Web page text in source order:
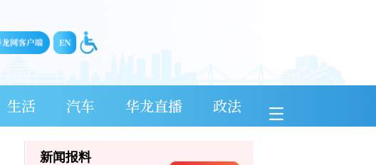
生活 汽车 华龙直播 政法
新闻报料